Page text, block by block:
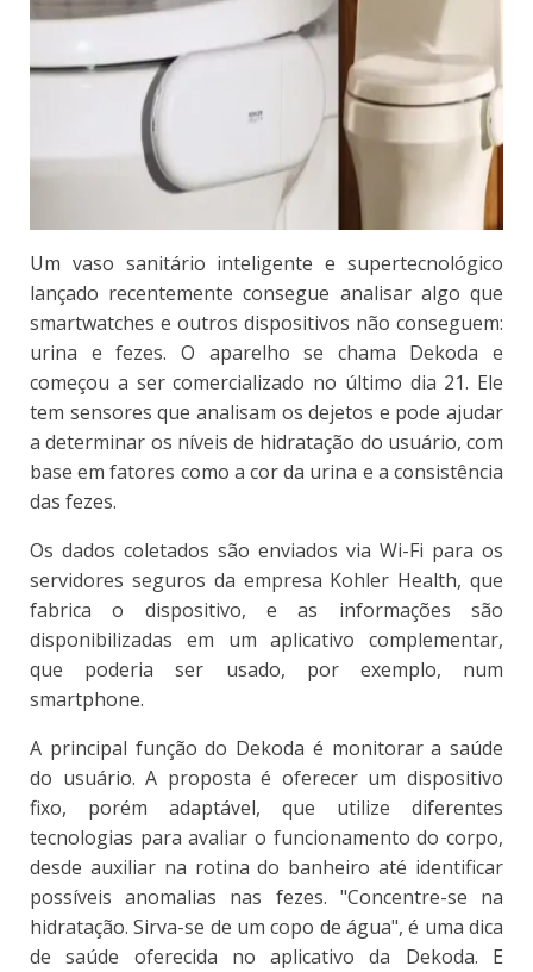
Um vaso sanitário inteligente e supertecnológico
lançado recentemente consegue analisar algo que
smartwatches e outros dispositivos não conseguem:
urina e fezes. O aparelho se chama Dekoda e
começou a ser comercializado no último dia 21. Ele
tem sensores que analisam os dejetos e pode ajudar
a determinar os níveis de hidratação do usuário, com
base em fatores como a cor da urina e a consistência
das fezes.
Os dados coletados são enviados via Wi-Fi para os
servidores seguros da empresa Kohler Health, que
fabrica o dispositivo, e as informações são
disponibilizadas em um aplicativo complementar,
que poderia ser usado, por exemplo, num
smartphone.
A principal função do Dekoda é monitorar a saúde
do usuário. A proposta é oferecer um dispositivo
fixo, porém adaptável, que utilize diferentes
tecnologias para avaliar o funcionamento do corpo,
desde auxiliar na rotina do banheiro até identificar
possíveis anomalias nas fezes. "Concentre-se na
hidratação. Sirva-se de um copo de água", é uma dica
de saúde oferecida no aplicativo da Dekoda. E